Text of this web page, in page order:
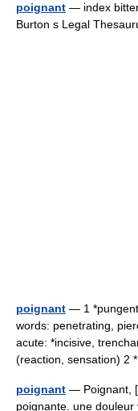
poignant — index
Burton s Legal
poignant — 1
words: penetrating,
acute: *incisive,
(reaction, sensation)
poignant — Poignant,
poignante. une